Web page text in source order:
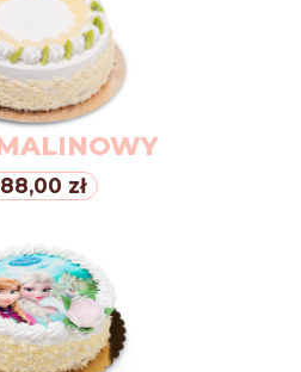
88,00 zł